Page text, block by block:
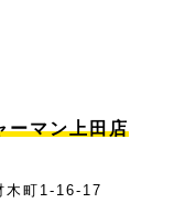
ーマン上田店
木町1-16-17